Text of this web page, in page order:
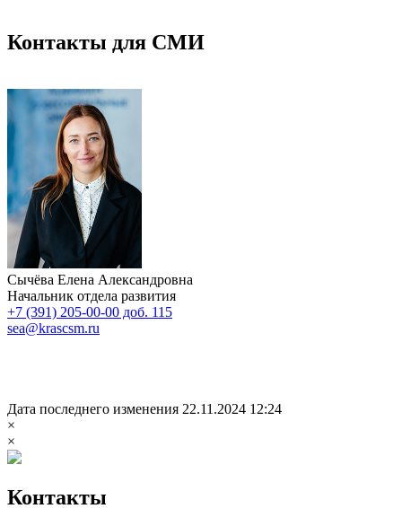
Контакты для СМИ
Сычёва Елена Александровна
Начальник отдела развития
+7 (391) 205-00-00 доб. 115
sea@krascsm.ru
Дата последнего изменения 22.11.2024 12:24
×
×
Контакты